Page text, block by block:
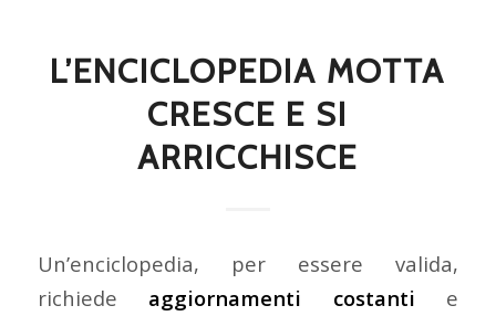
L’ENCICLOPEDIA MOTTA
CRESCE E SI
ARRICCHISCE
Un’enciclopedia, per essere valida,
richiede aggiornamenti costanti e